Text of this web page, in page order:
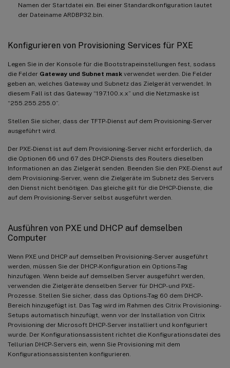
Namen der Startdatei ein. Bei einer Standardkonfiguration lautet
der Dateiname ARDBP32.bin.
Konfigurieren von Provisioning Services für PXE
Legen Sie in der Konsole für die Bootstrapeinstellungen fest, sodass
die Felder Gateway und Subnet mask verwendet werden. Die Felder
geben an, welches Gateway und Subnetz das Zielgerät verwendet. In
diesem Fall ist das Gateway “197.100.x.x” und die Netzmaske ist
“255.255.255.0”.
Stellen Sie sicher, dass der TFTP-Dienst auf dem Provisioning-Server
ausgeführt wird.
Der PXE-Dienst ist auf dem Provisioning-Server nicht erforderlich, da
die Optionen 66 und 67 des DHCP-Diensts des Routers dieselben
Informationen an das Zielgerät senden. Beenden Sie den PXE-Dienst auf
dem Provisioning-Server, wenn die Zielgeräte im Subnetz des Servers
den Dienst nicht benötigen. Das gleiche gilt für die DHCP-Dienste, die
auf dem Provisioning-Server selbst ausgeführt werden.
Ausführen von PXE und DHCP auf demselben
Computer
Wenn PXE und DHCP auf demselben Provisioning-Server ausgeführt
werden, müssen Sie der DHCP-Konfiguration ein Options-Tag
hinzufügen. Wenn beide auf demselben Server ausgeführt werden,
verwenden die Zielgeräte denselben Server für DHCP- und PXE-
Prozesse. Stellen Sie sicher, dass das Options-Tag 60 dem DHCP-
Bereich hinzugefügt ist. Das Tag wird im Rahmen des Citrix Provisioning-
Setups automatisch hinzufügt, wenn vor der Installation von Citrix
Provisioning der Microsoft DHCP-Server installiert und konfiguriert
wurde. Der Konfigurationsassistent richtet die Konfigurationsdatei des
Tellurian DHCP-Servers ein, wenn Sie Provisioning mit dem
Konfigurationsassistenten konfigurieren.